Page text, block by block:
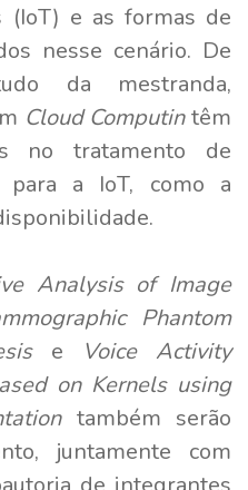
(IoT) e as formas de
nesse cenário. De
da mestranda,
Cloud Computintêm
no tratamento de
para a IoT, como a
Analysis of Image
Phantom
e
Voice Activity
on Kernels using
também serão
juntamente com